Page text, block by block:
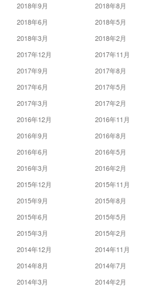
2018年9月
2018年8月
2018年6月
2018年5月
2018年3月
2018年2月
2017年12月
2017年11月
2017年9月
2017年8月
2017年6月
2017年5月
2017年3月
2017年2月
2016年12月
2016年11月
2016年9月
2016年8月
2016年6月
2016年5月
2016年3月
2016年2月
2015年12月
2015年11月
2015年9月
2015年8月
2015年6月
2015年5月
2015年3月
2015年2月
2014年12月
2014年11月
2014年8月
2014年7月
2014年3月
2014年2月